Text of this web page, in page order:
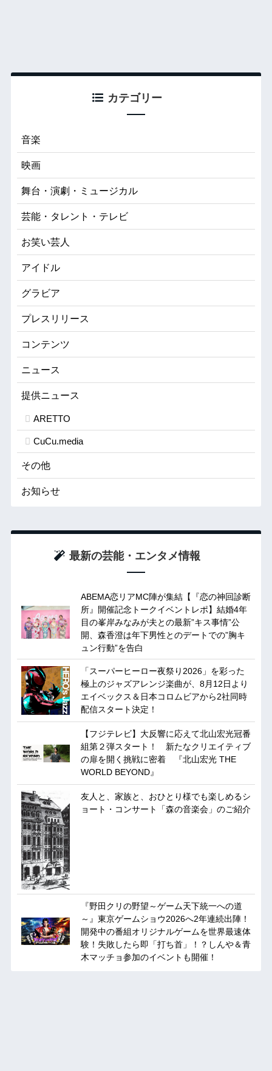
カテゴリー
音楽
映画
舞台・演劇・ミュージカル
芸能・タレント・テレビ
お笑い芸人
アイドル
グラビア
プレスリリース
コンテンツ
ニュース
提供ニュース
ARETTO
CuCu.media
その他
お知らせ
最新の芸能・エンタメ情報
ABEMA恋リアMC陣が集結【『恋の神回診断
所』開催記念トークイベントレポ】結婚4年
目の峯岸みなみが夫との最新”キス事情”公
開、森香澄は年下男性とのデートでの”胸キ
ュン行動”を告白
「スーパーヒーロー夜祭り2026」を彩った
極上のジャズアレンジ楽曲が、8月12日より
エイベックス＆日本コロムビアから2社同時
配信スタート決定！
【フジテレビ】大反響に応えて北山宏光冠番
組第２弾スタート！ 新たなクリエイティブ
の扉を開く挑戦に密着 『北山宏光 THE
WORLD BEYOND』
友人と、家族と、おひとり様でも楽しめるシ
ョート・コンサート「森の音楽会」のご紹介
『野田クリの野望～ゲーム天下統一への道
～』東京ゲームショウ2026へ2年連続出陣！
開発中の番組オリジナルゲームを世界最速体
験！失敗したら即「打ち首」！？しんや＆青
木マッチョ参加のイベントも開催！